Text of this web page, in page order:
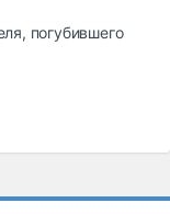
погубившего